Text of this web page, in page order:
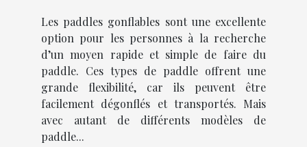
Les paddles gonflables sont une excellente
option pour les personnes à la recherche
d’un moyen rapide et simple de faire du
paddle. Ces types de paddle offrent une
grande flexibilité, car ils peuvent être
facilement dégonflés et transportés. Mais
avec autant de différents modèles de
paddle...